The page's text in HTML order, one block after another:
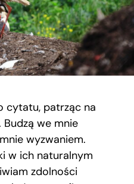
cytatu, patrząc na
Budzą we mnie
wyzwaniem.
w ich naturalnym
zdolności